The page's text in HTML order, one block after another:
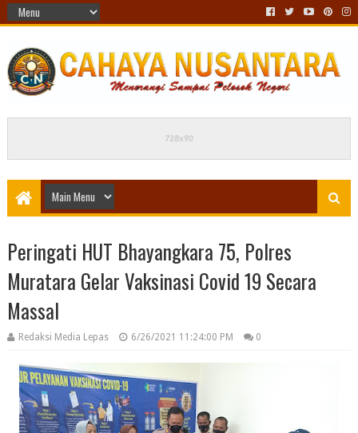
Peringati HUT Bhayangkara 75, Polres
Muratara Gelar Vaksinasi Covid 19 Secara
Massal
Redaksi Media Lepas 6/26/2021 11:24:00 PM 0